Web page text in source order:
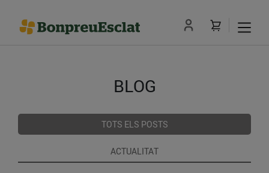
BLOG
TOTS ELS POSTS
ACTUALITAT